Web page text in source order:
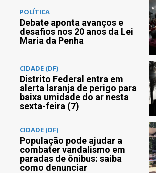
POLÍTICA
Debate aponta avanços e
desafios nos 20 anos da Lei
Maria da Penha
CIDADE (DF)
Distrito Federal entra em
alerta laranja de perigo para
baixa umidade do ar nesta
sexta-feira (7)
CIDADE (DF)
População pode ajudar a
combater vandalismo em
paradas de ônibus: saiba
como denunciar